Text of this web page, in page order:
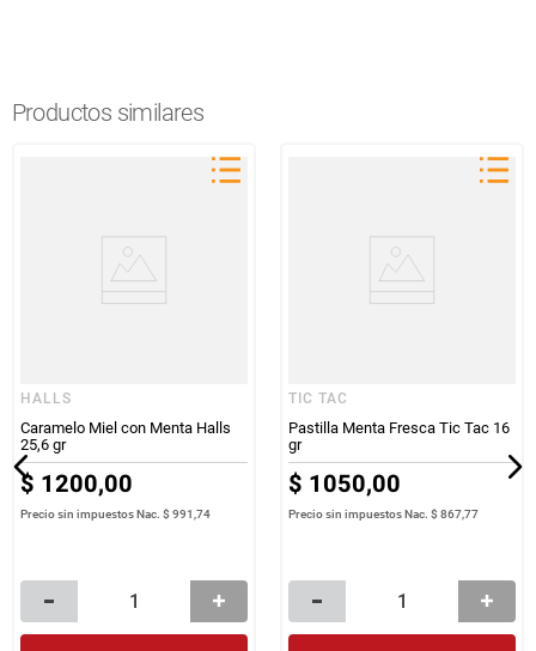
Productos similares
HALLS
Caramelo Miel con Menta Halls
25,6 gr
$ 1200,00
Precio sin impuestos Nac. $ 991,74
TIC TAC
Pastilla Menta Fresca Tic Tac 16
gr
$ 1050,00
Precio sin impuestos Nac. $ 867,77